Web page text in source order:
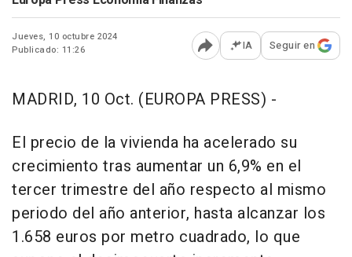
Jueves, 10 octubre 2024
Publicado: 11:26
Abrir opciones para
IA Seguir en
MADRID, 10 Oct. (EUROPA PRESS) -
El precio de la vivienda ha acelerado su
crecimiento tras aumentar un 6,9% en el
tercer trimestre del año respecto al mismo
periodo del año anterior, hasta alcanzar los
1.658 euros por metro cuadrado, lo que